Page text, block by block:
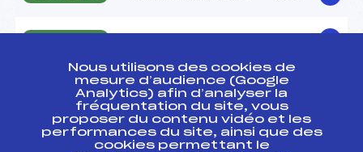
FIS0017.FFS COUPE DU MONDE FFS
FIS0015
COUPE DU MONDE
RELAIS
FFS
Nous utilisons des cookies de
mesure d’audience (Google
Analytics) afin d’analyser la
fréquentation du site, vous
proposer du contenu vidéo et les
performances du site, ainsi que des
cookies permettant le